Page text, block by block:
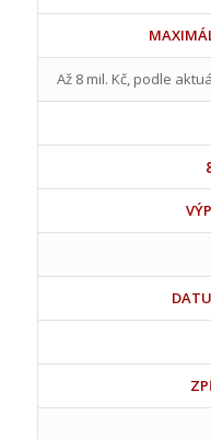
Až 8 mil. Kč, podle